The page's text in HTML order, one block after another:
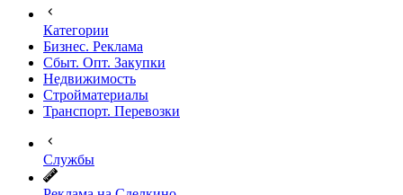
Категории
Бизнес. Реклама
Сбыт. Опт. Закупки
Недвижимость
Стройматериалы
Транспорт. Перевозки
Службы